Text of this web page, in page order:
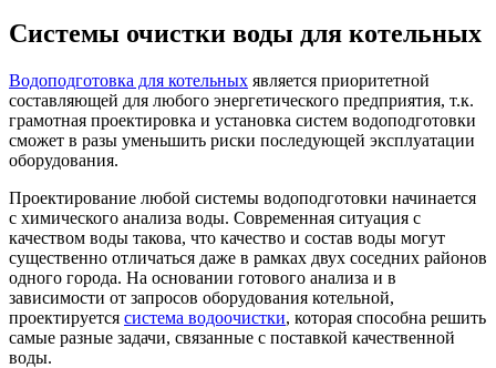
Системы очистки воды для котельных
Водоподготовка для котельных является приоритетной
составляющей для любого энергетического предприятия, т.к.
грамотная проектировка и установка систем водоподготовки
сможет в разы уменьшить риски последующей эксплуатации
оборудования.
Проектирование любой системы водоподготовки начинается
с химического анализа воды. Современная ситуация с
качеством воды такова, что качество и состав воды могут
существенно отличаться даже в рамках двух соседних районов
одного города. На основании готового анализа и в
зависимости от запросов оборудования котельной,
проектируется система водоочистки, которая способна решить
самые разные задачи, связанные с поставкой качественной
воды.